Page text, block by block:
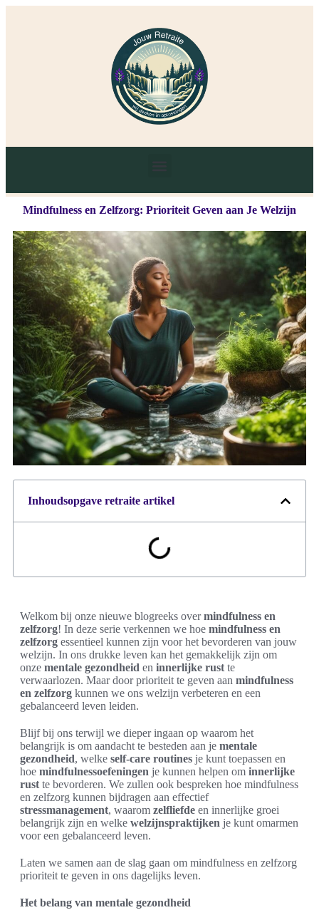
Mindfulness en Zelfzorg: Prioriteit Geven aan Je Welzijn
Inhoudsopgave retraite artikel
Welkom bij onze nieuwe blogreeks overmindfulness en
zelfzorg! In deze serie verkennen we hoe mindfulness en
zelfzorg essentieel kunnen zijn voor het bevorderen van jouw
welzijn. In ons drukke leven kan het gemakkelijk zijn om
onze mentale gezondheid en innerlijke rust te
verwaarlozen. Maar door prioriteit te geven aan mindfulness
en zelfzorg kunnen we ons welzijn verbeteren en een
gebalanceerd leven leiden.
Blijf bij ons terwijl we dieper ingaan op waarom het
belangrijk is om aandacht te besteden aan je mentale
gezondheid, welke self-care routines je kunt toepassen en
hoe mindfulnessoefeningen je kunnen helpen om innerlijke
rust te bevorderen. We zullen ook bespreken hoe mindfulness
en zelfzorg kunnen bijdragen aan effectief
stressmanagement, waarom zelfliefde en innerlijke groei
belangrijk zijn en welke welzijnspraktijken je kunt omarmen
voor een gebalanceerd leven.
Laten we samen aan de slag gaan om mindfulness en zelfzorg
prioriteit te geven in ons dagelijks leven.
Het belang van mentale gezondheid